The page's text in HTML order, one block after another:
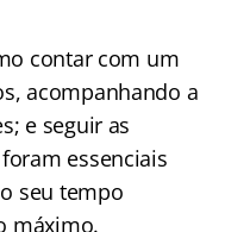
contar com um
acompanhando a
e seguir as
essenciais
seu tempo
máximo.